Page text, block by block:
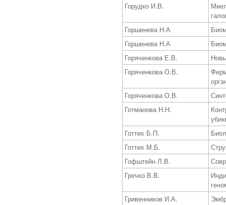
Горудко И.В.
Горшенева Н.А
Горшенева Н.А
Горяченкова Е.В.
Горяченкова О.В.
Горяченкова О.В.
Готманова Н.Н.
Готтих Б.П.
Готтих М.Б.
Гофштейн Л.В.
Гречко В.В.
Гривенников И.А.